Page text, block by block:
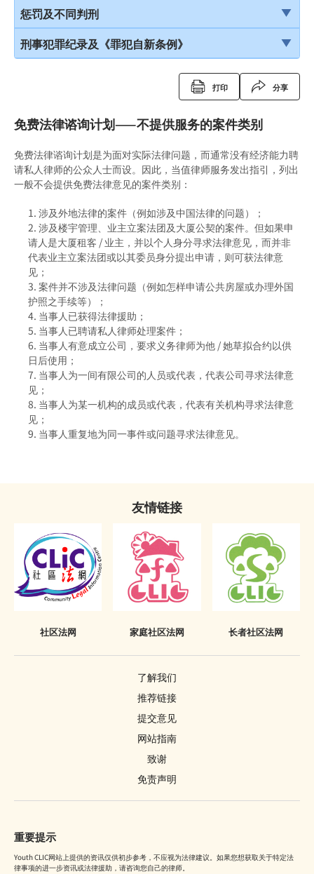
上诉
录取供词
被捕人士保释
受害者的权利
儿童证人
以电视直播联系提供证据
书面供词
惩罚及不同判刑
引言
社会服务令
感化令
劳教中心
教导所
更生中心
感化院
羁留院
医院令
戒毒所令
罚款
补偿令
复还令
签保守行为
有条件或无条件释放
针对家长或监护人的命令
刑事犯罪纪录及《罪犯自新条例》
签保守行为
警司警诫计划
《罪犯自新条例》
《罪犯自新条例》与缓刑
《罪犯自新条例》与羁留的命令
《罪犯自新条例》与社会服务令
《罪犯自新条例》与感化令
《罪犯自新条例》与性罪行定罪纪录查核计划
「已丧失时效」的定罪之含义
在法庭程序中披露已丧失时效的定罪
必须披露已丧失时效之定罪的情况
打印 分享
免费法律谘询计划——不提供服务的案件类别
免费法律谘询计划是为面对实际法律问题，而通常没有经济能力聘
请私人律师的公众人士而设。因此，当值律师服务发出指引，列出
一般不会提供免费法律意见的案件类别：
涉及外地法律的案件（例如涉及中国法律的问题）；
涉及楼宇管理、业主立案法团及大厦公契的案件。但如果申
请人是大厦租客 / 业主，并以个人身分寻求法律意见，而并非
代表业主立案法团或以其委员身分提出申请，则可获法律意
见；
案件并不涉及法律问题（例如怎样申请公共房屋或办理外国
护照之手续等）；
当事人已获得法律援助；
当事人已聘请私人律师处理案件；
当事人有意成立公司，要求义务律师为他 / 她草拟合约以供
日后使用；
当事人为一间有限公司的人员或代表，代表公司寻求法律意
见；
当事人为某一机构的成员或代表，代表有关机构寻求法律意
见；
当事人重复地为同一事件或问题寻求法律意见。
友情链接
社区法网 家庭社区法网 长者社区法网
了解我们
推荐链接
提交意见
网站指南
致谢
免责声明
重要提示
Youth CLIC网站上提供的资讯仅供初步参考，不应视为法律建议。如果您想获取关于特定法
律事项的进一步资讯或法律援助，请咨询您自己的律师。